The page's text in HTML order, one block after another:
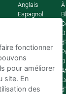
Anglais
Espagnol
fonctionner
pour améliorer
site. En
des